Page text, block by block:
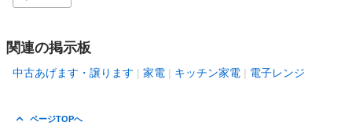
関連の掲示板
中古あげます・譲ります 家電 キッチン家電 電子レンジ
ページTOPへ